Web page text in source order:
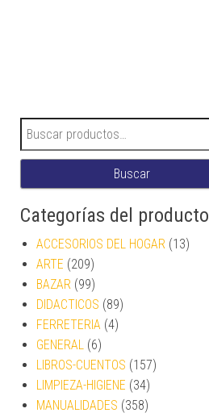
Buscar por:
Buscar
Categorías del producto
ACCESORIOS DEL HOGAR (13)
ARTE (209)
BAZAR (99)
DIDACTICOS (89)
FERRETERIA (4)
GENERAL (6)
LIBROS-CUENTOS (157)
LIMPIEZA-HIGIENE (34)
MANUALIDADES (358)